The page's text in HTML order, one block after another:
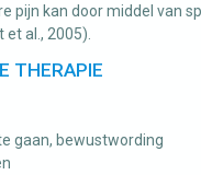
pijn kan door middel van
al., 2005).
THERAPIE
gaan, bewustwording